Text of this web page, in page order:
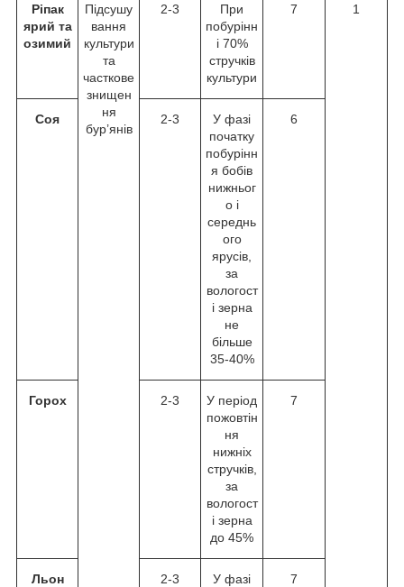
Ріпак
ярий та
озимий
Підсушу
вання
культури
та
часткове
знищен
ня
бур’янів
2-3
При
побурінн
і 70%
стручків
культури
7 1
Соя 2-3
У фазі
початку
побурінн
я бобів
нижньог
о і
середнь
ого
ярусів,
за
вологост
і зерна
не
більше
35-40%
6
Горох 2-3
У період
пожовтін
ня
нижніх
стручків,
за
вологост
і зерна
до 45%
7
Льон 2-3
У фазі
7